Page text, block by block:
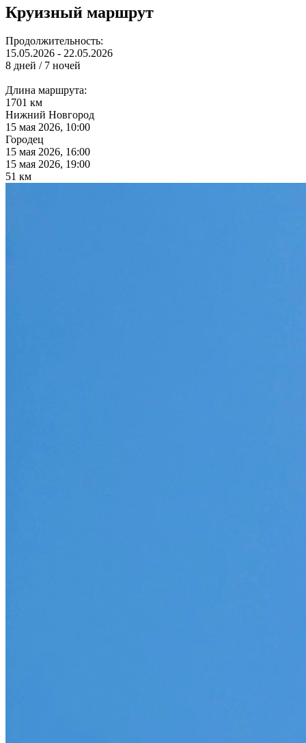
Круизный маршрут
Продолжительность:
15.05.2026 - 22.05.2026
8 дней / 7 ночей
Длина маршрута:
1701 км
Нижний Новгород
15 мая 2026, 10:00
Городец
15 мая 2026, 16:00
15 мая 2026, 19:00
51 км